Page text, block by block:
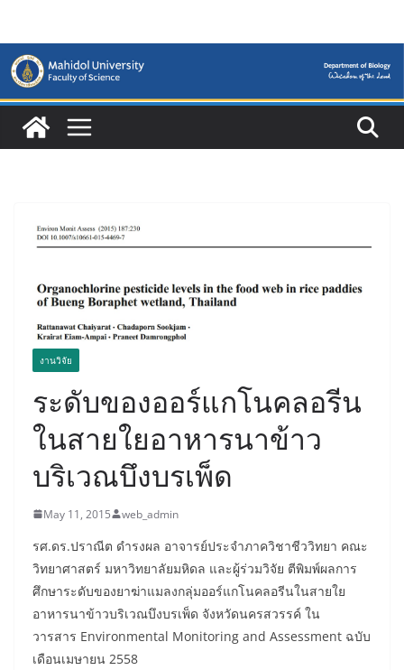
content
งานวิจัย
ระดับของออร์แกโนคลอรีน
ในสายใยอาหารนาข้าว
บริเวณบึงบรเพ็ด
May 11, 2015 web_admin
รศ.ดร.ปราณีต ดำรงผล อาจารย์ประจำภาควิชาชีววิทยา คณะ
วิทยาศาสตร์ มหาวิทยาลัยมหิดล และผู้ร่วมวิจัย ตีพิมพ์ผลการ
ศึกษาระดับของยาฆ่าแมลงกลุ่มออร์แกโนคลอรีนในสายใย
อาหารนาข้าวบริเวณบึงบรเพ็ด จังหวัดนครสวรรค์ ใน
วารสาร Environmental Monitoring and Assessment ฉบับ
เดือนเมษายน 2558